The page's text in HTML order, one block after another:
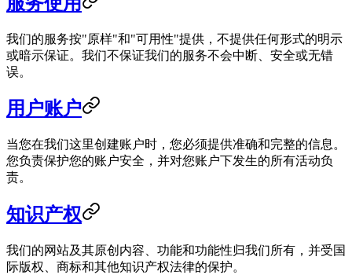
我们的服务按"原样"和"可用性"提供，不提供任何形式的明示
或暗示保证。我们不保证我们的服务不会中断、安全或无错
误。
用户账户
当您在我们这里创建账户时，您必须提供准确和完整的信息。
您负责保护您的账户安全，并对您账户下发生的所有活动负
责。
知识产权
我们的网站及其原创内容、功能和功能性归我们所有，并受国
际版权、商标和其他知识产权法律的保护。